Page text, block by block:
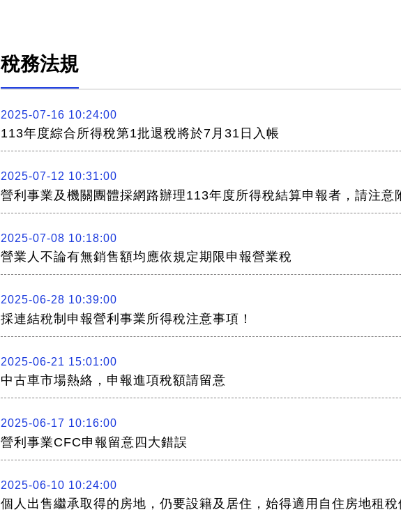
稅務法規
2025-07-16 10:24:00
113年度綜合所得稅第1批退稅將於7月31日入帳
2025-07-12 10:31:00
營利事業及機關團體採網路辦理113年度所得稅結算申報者，請注意
2025-07-08 10:18:00
營業人不論有無銷售額均應依規定期限申報營業稅
2025-06-28 10:39:00
採連結稅制申報營利事業所得稅注意事項！
2025-06-21 15:01:00
中古車市場熱絡，申報進項稅額請留意
2025-06-17 10:16:00
營利事業CFC申報留意四大錯誤
2025-06-10 10:24:00
個人出售繼承取得的房地，仍要設籍及居住，始得適用自住房地租稅